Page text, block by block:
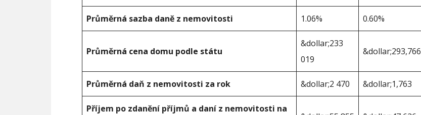
Průměrná sazba daně z nemovitosti 1.06% 0.60%
Průměrná cena domu podle státu
&dollar;233
019
&dollar;293,766
Průměrná daň z nemovitosti za rok &dollar;2 470 &dollar;1,763
Příjem po zdanění příjmů a daní z nemovitosti na